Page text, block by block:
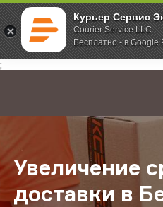
Курьер Сервис
Courier Service LLC
Бесплатно - в Google
;
Главная О компании
Увеличение
доставки в